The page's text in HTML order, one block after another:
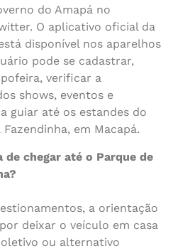
do Amapá no
O aplicativo oficial da
disponível nos aparelhos
pode se cadastrar,
verificar a
shows, eventos e
guiar até os estandes do
em Macapá.
de chegar até o Parque de
a orientação
deixar o veículo em casa
ou alternativo